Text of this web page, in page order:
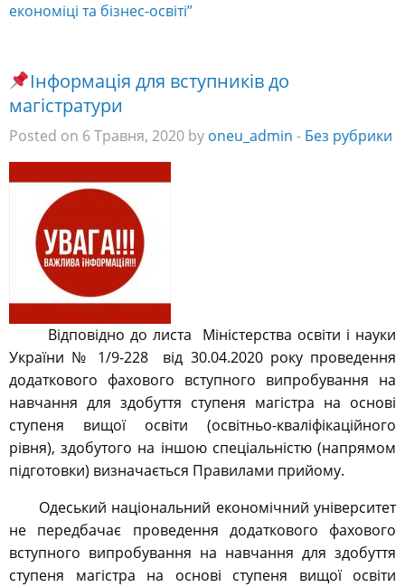
економіці та бізнес-освіті”
Інформація для вступників до
магістратури
Posted on 6 Травня, 2020 by oneu_admin - Без рубрики
Відповідно до листа Міністерства освіти і науки
України № 1/9-228 від 30.04.2020 року проведення
додаткового фахового вступного випробування на
навчання для здобуття ступеня магістра на основі
ступеня вищої освіти (освітньо-кваліфікаційного
рівня), здобутого на іншою спеціальністю (напрямом
підготовки) визначається Правилами прийому.
Одеський національний економічний університет
не передбачає проведення додаткового фахового
вступного випробування на навчання для здобуття
ступеня магістра на основі ступеня вищої освіти